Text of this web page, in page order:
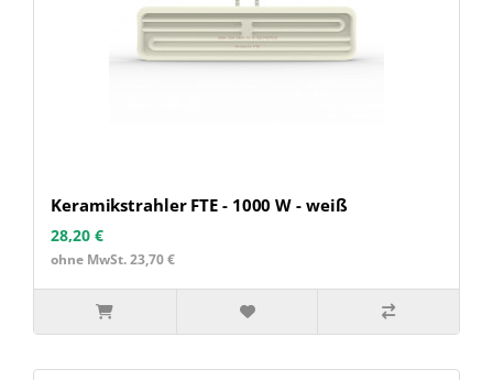
Keramikstrahler FTE - 1000 W - weiß
28,20 €
ohne MwSt. 23,70 €